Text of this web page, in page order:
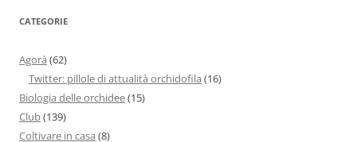
CATEGORIE
Agorà (62)
Twitter: pillole di attualità orchidofila (16)
Biologia delle orchidee(15)
Club(139)
Coltivare in casa (8)